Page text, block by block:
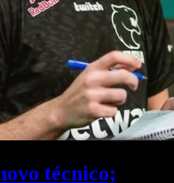
técnico;